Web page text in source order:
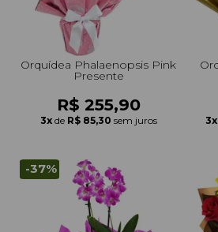
Orquídea Phalaenopsis Pink
Presente
R$ 255,90
3x de R$ 85,30 sem juros 3x
-37%